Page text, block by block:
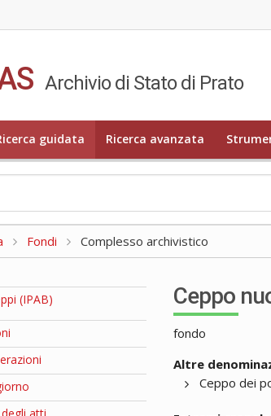
Archivio di Stato di Prato
guidata Ricerca avanzata
Fondi Complesso archivistico
(IPAB) Ceppo
fondo
Altre
Ceppo dei